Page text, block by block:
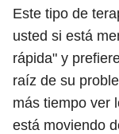
Este tipo de
usted si está
rápida" y
raíz de su
más tiempo ver
está moviendo